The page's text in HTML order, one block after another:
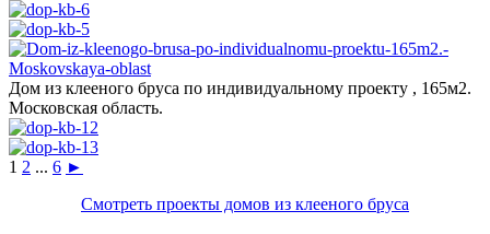
Дом из клееного бруса по индивидуальному проекту , 165м2.
Московская область.
1 2 ... 6 ►
Смотреть проекты домов из клееного бруса